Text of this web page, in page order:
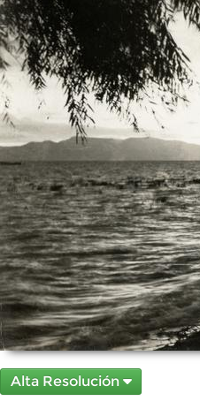
Alta Resolución